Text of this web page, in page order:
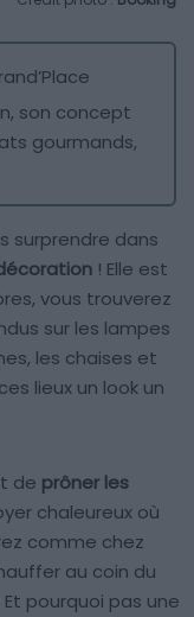
son concept
gourmands,
surprendre dans
! Elle est
vous trouverez
sur les lampes
les chaises et
lieux un look un
de prôner les
chaleureux où
comme chez
au coin du
pourquoi pas une